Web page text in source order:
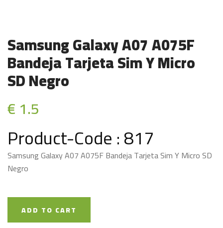
Samsung Galaxy A07 A075F
Bandeja Tarjeta Sim Y Micro
SD Negro
€ 1.5
Product-Code : 817
Samsung Galaxy A07 A075F Bandeja Tarjeta Sim Y Micro SD
Negro
ADD TO CART